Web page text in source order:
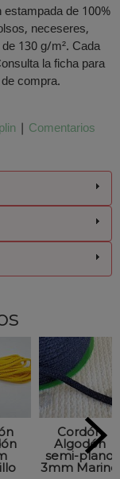
de 100%
neceseres,
130 g/m². Cada
la ficha para
compra.
| Comentarios
Cordón
Algodón
semi-plano
3mm Marino